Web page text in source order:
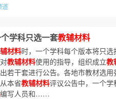
道
学科只选一套教辅材料
材料时，一个学科每个版本将只
教辅材料使用的指导，组织成立教
若干套进行公告。各地市教材选
本省教辅材料评议公告中，一个
编写人员和……